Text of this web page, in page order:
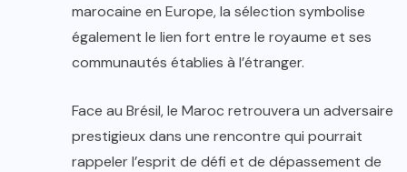
marocaine en Europe, la sélection symbolise
également le lien fort entre le royaume et ses
communautés établies à l’étranger.
Face au Brésil, le Maroc retrouvera un adversaire
prestigieux dans une rencontre qui pourrait
rappeler l’esprit de défi et de dépassement de